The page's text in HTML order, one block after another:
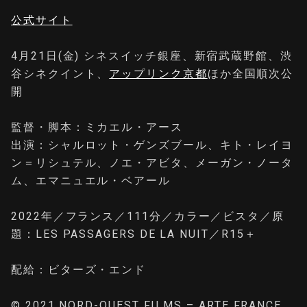
公式サイト
4月21日(金) シネスイッチ銀座、新宿武蔵野館、渋
谷シネクイント、 アップリンク京都ほか全国順次公
開
監督・脚本：ミカエル・アース
出演：シャルロット・ゲンズブール、キト・レイヨ
ン＝リシュテル、ノエ・アビタ、メーガン・ノータ
ム、エマニュエル・ベアール
2022年／フランス／111分／カラー／ビスタ／原
題：LES PASSAGERS DE LA NUIT／R15＋
配給：ビターズ・エンド